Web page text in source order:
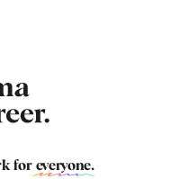
for everyone.